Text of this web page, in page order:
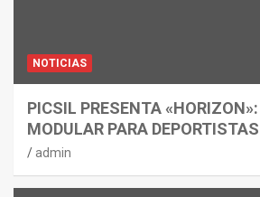
NOTICIAS
PICSIL PRESENTA
MODULAR PARA
admin